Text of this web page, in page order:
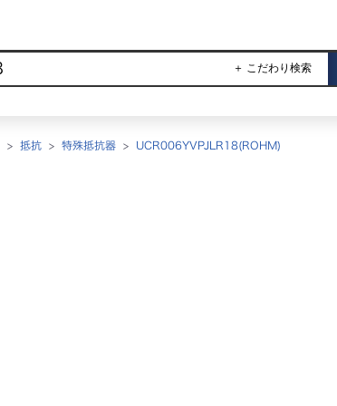
＋ こだわり検索
> 抵抗 > 特殊抵抗器 > UCR006YVPJLR18(ROHM)